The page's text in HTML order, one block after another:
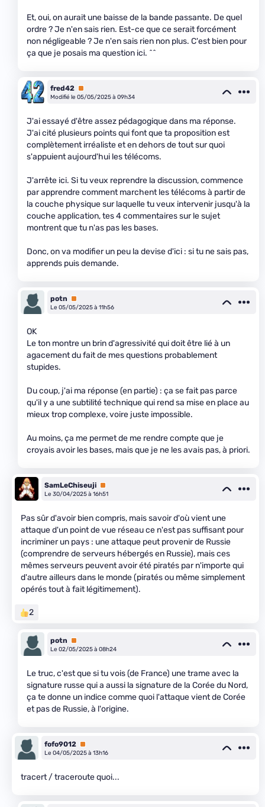
Et, oui, on aurait une baisse de la bande passante. De quel
ordre ? Je n'en sais rien. Est-ce que ce serait forcément
non négligeable ? Je n'en sais rien non plus. C'est bien pour
ça que je posais ma question ici. ^^
fred42 Premium
Modifié le 05/05/2025 à 09h34
J'ai essayé d'être assez pédagogique dans ma réponse.
J'ai cité plusieurs points qui font que ta proposition est
complètement irréaliste et en dehors de tout sur quoi
s'appuient aujourd'hui les télécoms.
J'arrête ici. Si tu veux reprendre la discussion, commence
par apprendre comment marchent les télécoms à partir de
la couche physique sur laquelle tu veux intervenir jusqu'à la
couche application, tes 4 commentaires sur le sujet
montrent que tu n'as pas les bases.
Donc, on va modifier un peu la devise d'ici : si tu ne sais pas,
apprends puis demande.
potn
Premium
Le 05/05/2025 à 11h56
OK
Le ton montre un brin d'agressivité qui doit être lié à un
agacement du fait de mes questions probablement
stupides.
Du coup, j'ai ma réponse (en partie) : ça se fait pas parce
qu'il y a une subtilité technique qui rend sa mise en place au
mieux trop complexe, voire juste impossible.
Au moins, ça me permet de me rendre compte que je
croyais avoir les bases, mais que je ne les avais pas, à priori.
SamLeChiseuji Premium
Le 30/04/2025 à 16h51
Pas sûr d'avoir bien compris, mais savoir d'où vient une
attaque d'un point de vue réseau ce n'est pas suffisant pour
incriminer un pays : une attaque peut provenir de Russie
(comprendre de serveurs hébergés en Russie), mais ces
mêmes serveurs peuvent avoir été piratés par n'importe qui
d'autre ailleurs dans le monde (piratés ou même simplement
opérés tout à fait légitimement).
2
potn
Premium
Le 02/05/2025 à 08h24
Le truc, c'est que si tu vois (de France) une trame avec la
signature russe qui a aussi la signature de la Corée du Nord,
ça te donne un indice comme quoi l'attaque vient de Corée
et pas de Russie, à l'origine.
fofo9012 Premium
Le 04/05/2025 à 13h16
tracert / traceroute quoi...